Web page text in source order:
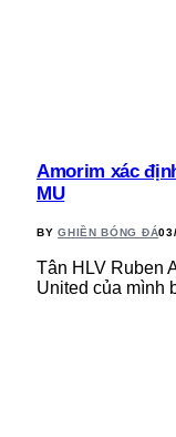
Amorim xác
MU
BY GHIỀN BÓNG ĐÁ
Tân HLV Ruben
United của mình